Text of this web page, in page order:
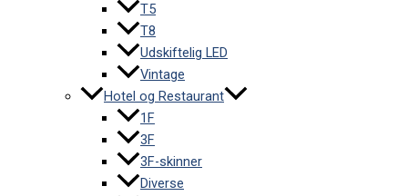
T5
T8
Udskiftelig LED
Vintage
Hotel og Restaurant
1F
3F
3F-skinner
Diverse